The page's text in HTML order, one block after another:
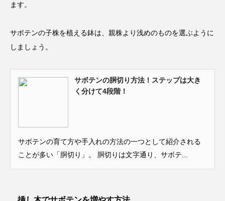
ます。
サボテンの子株を植える鉢は、親株より浅めのものを選ぶように
しましょう。
サボテンの胴切り方法！ステップは大き
く分けて4段階！
サボテンの育て方や手入れの方法の一つとして紹介される
ことが多い「胴切り」。 胴切りは文字通り、サボテ...